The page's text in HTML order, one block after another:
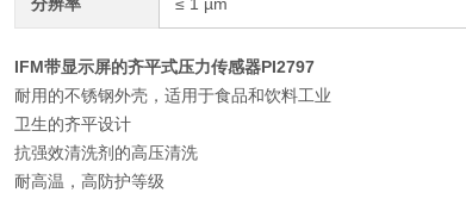
IFM带显示屏的齐平式压力传感器PI2797
耐用的不锈钢外壳，适用于食品和饮料工业
卫生的齐平设计
抗强效清洗剂的高压清洗
耐高温，高防护等级